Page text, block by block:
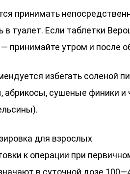
принимать
в туалет. Если таблетки
принимайте утром и после
избегать соленой
абрикосы, сушеные финики и
для взрослых
к операции при
в суточной дозе